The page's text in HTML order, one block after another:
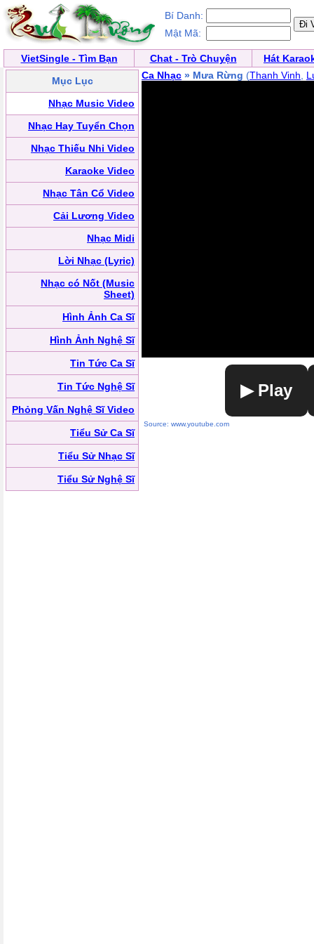
Bí Danh:
Mật Mã:
VietSingle - Tìm Bạn Chat - Trò Chuyện
Hát
Mục Lục
Nhạc Music Video
Nhạc Hay Tuyển Chọn
Nhạc Thiếu Nhi Video
Karaoke Video
Nhạc Tân Cổ Video
Cải Lương Video
Nhạc Midi
Lời Nhạc (Lyric)
Nhạc có Nốt (Music
Sheet)
Hình Ảnh Ca Sĩ
Hình Ảnh Nghệ Sĩ
Tin Tức Ca Sĩ
Tin Tức Nghệ Sĩ
Phỏng Vấn Nghệ Sĩ Video
Tiểu Sử Ca Sĩ
Tiểu Sử Nhạc Sĩ
Tiểu Sử Nghệ Sĩ
Ca Nhạc » Mưa Rừng (Thanh Vinh
▶ Play
Source: www.youtube.com